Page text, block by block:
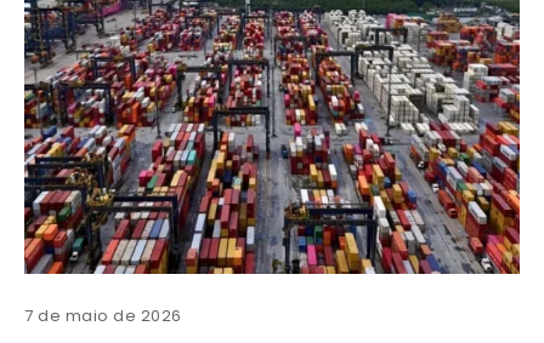
7 de maio de 2026